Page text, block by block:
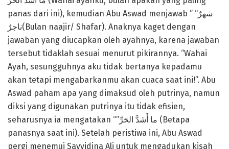
panas dari ini), kemudian Abu Aswad menjawab ” “شهرٌ
ناجرٌ(Bulan naajir/ Shafar). Anaknya kaget dengan
jawaban yang diucapkan oleh ayahnya, karena jawaban
tersebut tidaklah sesuai menurut pikirannya. “Wahai
Ayah, sesungguhnya aku tidak bertanya kepadamu
akan tetapi mengabarkanmu akan cuaca saat ini!”. Abu
Aswad paham apa yang dimaksud oleh putrinya, namun
diksi yang digunakan putrinya itu tidak efisien,
seharusnya ia mengatakan “”ما أَشَدَّ الحَرِّ (Betapa
panasnya saat ini). Setelah peristiwa ini, Abu Aswad
pergi menemui Sayyidina Ali untuk mengadukan kisah